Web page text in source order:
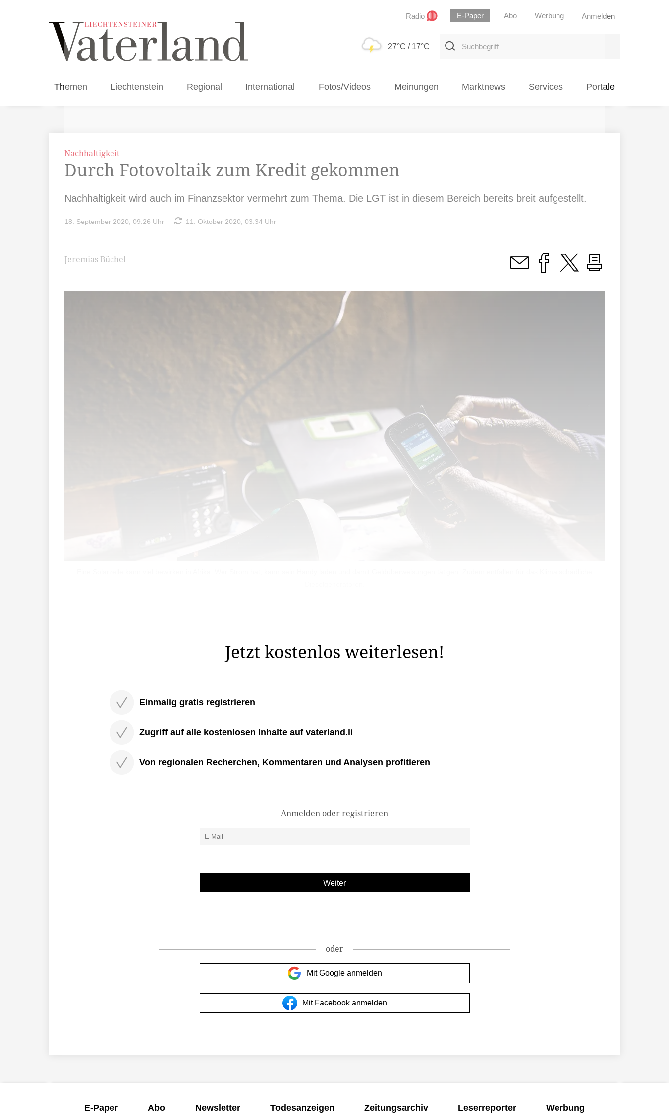
Radio E-Paper Abo Werbung Anmelden
27°C / 17°C
Suchbegriff
Themen Liechtenstein Regional International Fotos/Videos Meinungen Marktnews Services Portale
Nachhaltigkeit
Durch Fotovoltaik zum Kredit gekommen
Nachhaltigkeit wird auch im Finanzsektor vermehrt zum Thema. Die LGT ist in diesem Bereich bereits breit aufgestellt.
18. September 2020, 09:26 Uhr 11. Oktober 2020, 03:34 Uhr
Jeremias Büchel
Jetzt kostenlos weiterlesen!
Einmalig gratis registrieren
Zugriff auf alle kostenlosen Inhalte auf vaterland.li
Von regionalen Recherchen, Kommentaren und Analysen profitieren
Anmelden oder registrieren
oder
Mit Google anmelden
Mit Facebook anmelden
E-Paper Abo Newsletter Todesanzeigen Zeitungsarchiv Leserreporter Werbung